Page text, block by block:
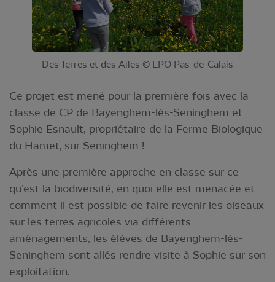
Des Terres et des Ailes © LPO Pas-de-Calais
Ce projet est mené pour la première fois avec la
classe de CP de Bayenghem-lès-Seninghem et
Sophie Esnault, propriétaire de la Ferme Biologique
du Hamet, sur Seninghem !
Après une première approche en classe sur ce
qu’est la biodiversité, en quoi elle est menacée et
comment il est possible de faire revenir les oiseaux
sur les terres agricoles via différents
aménagements, les élèves de Bayenghem-lès-
Seninghem sont allés rendre visite à Sophie sur son
exploitation.